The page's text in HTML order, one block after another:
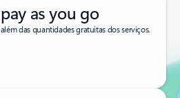
as you go
das quantidades gratuitas dos serviços.